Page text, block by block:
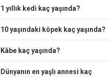
1 yıllık kedi kaç yaşında?
10 yaşındaki köpek kaç yaşında?
Kâbe kaç yaşında?
Dünyanın en yaşlı annesi kaç